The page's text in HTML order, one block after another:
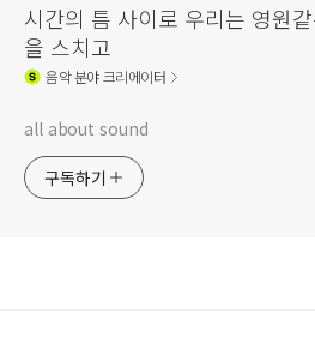
시간의 틈 사이로 우리는 영원
을 스치고
음악분야 크리에이터
all about sound
구독하기